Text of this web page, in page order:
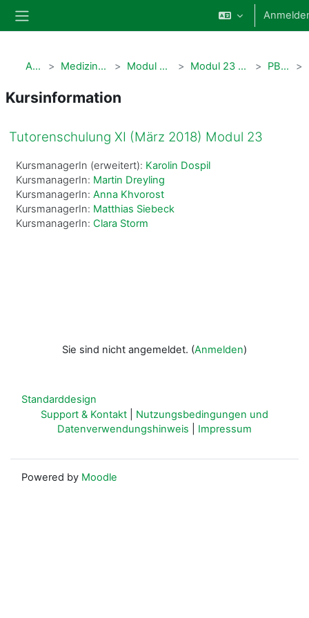
Website-Übersicht
Alle Kurse Medizindidaktische Qualifizierung Modul 23 PbL-Tutorenschulung Modul 23 PbL-Tutorenschulung - Archiv PBL_M23_032018
Kursinformation
Tutorenschulung XI (März 2018) Modul 23
KursmanagerIn (erweitert): Karolin Dospil
KursmanagerIn: Martin Dreyling
KursmanagerIn: Anna Khvorost
KursmanagerIn: Matthias Siebeck
KursmanagerIn: Clara Storm
Sie sind nicht angemeldet. (Anmelden)
Standarddesign
Support & Kontakt
Nutzungsbedingungen und
Datenverwendungshinweis
Impressum
Powered by Moodle